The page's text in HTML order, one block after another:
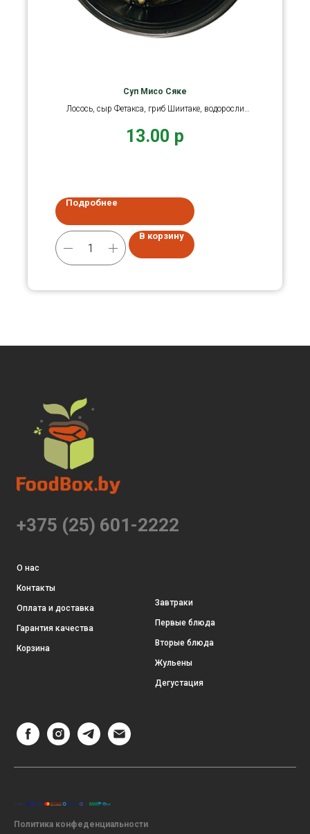
Суп Мисо Сяке
Лосось, сыр Фетакса, гриб Шиитаке, водоросли
13.00 р
Подробнее
В корзину
+375 (25) 601-2222
О нас
Контакты
Оплата и доставка
Гарантия качества
Корзина
Завтраки
Первые блюда
Вторые блюда
Жульены
Дегустация
Политика конфеденциальности